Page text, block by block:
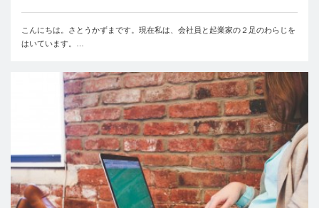
こんにちは。さとうかずまです。現在私は、会社員と起業家の２足のわらじを
はいています。…